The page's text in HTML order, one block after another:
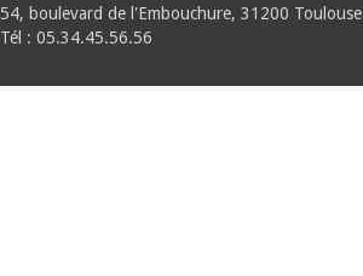
54, boulevard de l'Embouchure, 31200 Toulouse
Tél : 05.34.45.56.56